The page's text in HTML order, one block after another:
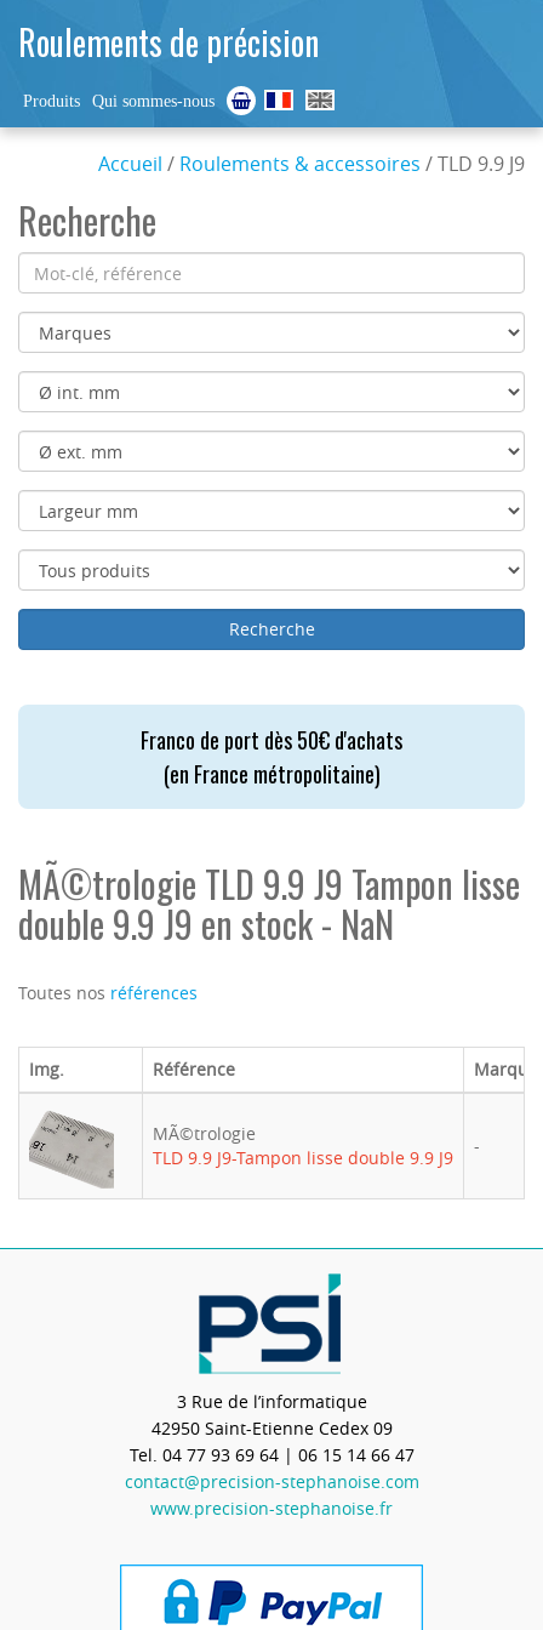
Roulements de précision
Produits Qui sommes-nous
Accueil / Roulements & accessoires / TLD 9.9 J9
Recherche
Franco de port dès 50€ d'achats
(en France métropolitaine)
MÃ©trologie TLD 9.9 J9 Tampon lisse
double 9.9 J9 en stock - NaN
Toutes nos références
Img. Référence Marque
MÃ©trologie
TLD 9.9 J9-Tampon lisse double 9.9 J9
-
3 Rue de l’informatique
42950 Saint-Etienne Cedex 09
Tel. 04 77 93 69 64| 06 15 14 66 47
contact@precision-stephanoise.com
www.precision-stephanoise.fr